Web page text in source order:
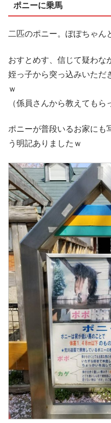
ポニーに乗馬
二匹のポニー。ぽぽちゃん
おすとめす、信じて疑わな
姪っ子から突っ込みいただ
ｗ
（係員さんから教えてもら
ポニーが普段いるお家にも
う明記ありましたｗ